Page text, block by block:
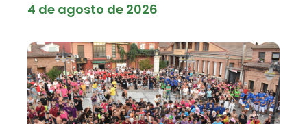
4 de agosto de 2026